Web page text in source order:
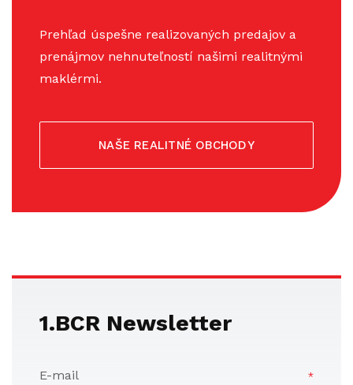
Prehľad úspešne realizovaných predajov a
prenájmov nehnuteľností našimi realitnými
maklérmi.
NAŠE REALITNÉ OBCHODY
1.BCR Newsletter
E-mail